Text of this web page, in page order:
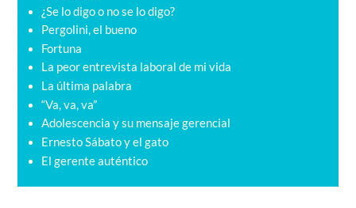
¿Se lo digo o no se lo digo?
Pergolini, el bueno
Fortuna
La peor entrevista laboral de mi vida
La última palabra
“Va, va, va”
Adolescencia y su mensaje gerencial
Ernesto Sábato y el gato
El gerente auténtico